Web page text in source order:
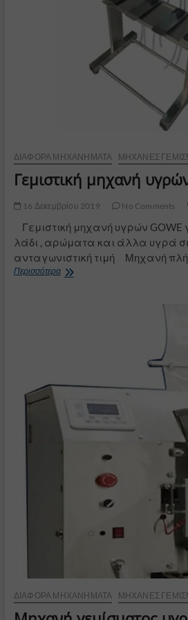
ΔΙΆΦΟΡΑ ΜΗΧΑΝΉΜΑΤΑ ΜΗΧΑΝΈΣ
Γεμιστική μηχανή
16 Δεκεμβρίου 2019 No Comments
Γεμιστική μηχανή υγρών GOWE
λάδι , αρώματα και άλλα υγρά
ανταγωνιστική τιμή Μηχανή
ΠερισσότεραΓεμιστική
ΔΙΆΦΟΡΑ ΜΗΧΑΝΉΜΑΤΑ ΜΗΧΑΝΈΣ